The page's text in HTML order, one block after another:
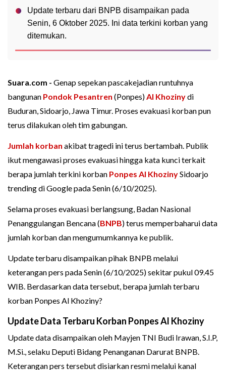
Update terbaru dari BNPB disampaikan pada
Senin, 6 Oktober 2025. Ini data terkini korban yang
ditemukan.
Suara.com - Genap sepekan pascakejadian runtuhnya
bangunan Pondok Pesantren (Ponpes)Al Khozinydi
Buduran, Sidoarjo, Jawa Timur. Proses evakuasi korban pun
terus dilakukan oleh tim gabungan.
Jumlah korban akibat tragedi ini terus bertambah. Publik
ikut mengawasi proses evakuasi hingga kata kunci terkait
berapa jumlah terkini korban Ponpes Al KhozinySidoarjo
trending di Google pada Senin (6/10/2025).
Selama proses evakuasi berlangsung, Badan Nasional
Penanggulangan Bencana (BNPB) terus memperbaharui data
jumlah korban dan mengumumkannya ke publik.
Update terbaru disampaikan pihak BNPB melalui
keterangan pers pada Senin (6/10/2025) sekitar pukul 09.45
WIB. Berdasarkan data tersebut, berapa jumlah terbaru
korban Ponpes Al Khoziny?
Update Data Terbaru Korban Ponpes Al Khoziny
Update data disampaikan oleh Mayjen TNI Budi Irawan, S.I.P,
M.Si., selaku Deputi Bidang Penanganan Darurat BNPB.
Keterangan pers tersebut disiarkan resmi melalui kanal